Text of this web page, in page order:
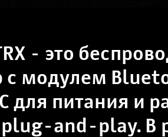
- это
с модулем
для питания и
plug-and-play. В